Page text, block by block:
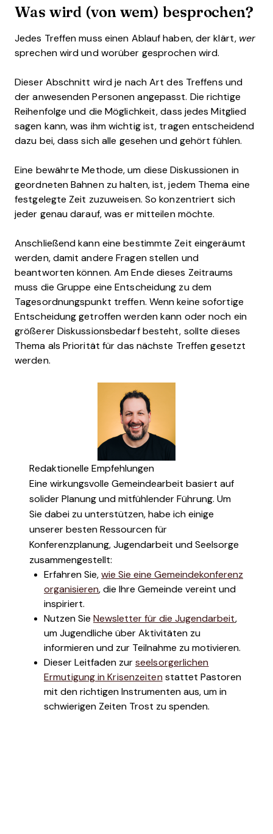
Was wird (von wem) besprochen?
Jedes Treffen muss einen Ablauf haben, der klärt, wer
sprechen wird und worüber gesprochen wird.
Dieser Abschnitt wird je nach Art des Treffens und
der anwesenden Personen angepasst. Die richtige
Reihenfolge und die Möglichkeit, dass jedes Mitglied
sagen kann, was ihm wichtig ist, tragen entscheidend
dazu bei, dass sich alle gesehen und gehört fühlen.
Eine bewährte Methode, um diese Diskussionen in
geordneten Bahnen zu halten, ist, jedem Thema eine
festgelegte Zeit zuzuweisen. So konzentriert sich
jeder genau darauf, was er mitteilen möchte.
Anschließend kann eine bestimmte Zeit eingeräumt
werden, damit andere Fragen stellen und
beantworten können. Am Ende dieses Zeitraums
muss die Gruppe eine Entscheidung zu dem
Tagesordnungspunkt treffen. Wenn keine sofortige
Entscheidung getroffen werden kann oder noch ein
größerer Diskussionsbedarf besteht, sollte dieses
Thema als Priorität für das nächste Treffen gesetzt
werden.
Redaktionelle Empfehlungen
Eine wirkungsvolle Gemeindearbeit basiert auf
solider Planung und mitfühlender Führung. Um
Sie dabei zu unterstützen, habe ich einige
unserer besten Ressourcen für
Konferenzplanung, Jugendarbeit und Seelsorge
zusammengestellt:
Erfahren Sie, wie Sie eine Gemeindekonferenz
organisieren, die Ihre Gemeinde vereint und
inspiriert.
Nutzen Sie Newsletter für die Jugendarbeit,
um Jugendliche über Aktivitäten zu
informieren und zur Teilnahme zu motivieren.
Dieser Leitfaden zur seelsorgerlichen
Ermutigung in Krisenzeiten stattet Pastoren
mit den richtigen Instrumenten aus, um in
schwierigen Zeiten Trost zu spenden.